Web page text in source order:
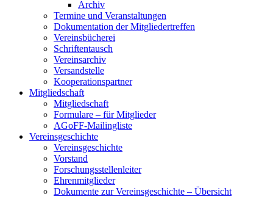
Archiv
Termine und Veranstaltungen
Dokumentation der Mitgliedertreffen
Vereinsbücherei
Schriftentausch
Vereinsarchiv
Versandstelle
Kooperationspartner
Mitgliedschaft
Mitgliedschaft
Formulare – für Mitglieder
AGoFF-Mailingliste
Vereinsgeschichte
Vereinsgeschichte
Vorstand
Forschungsstellenleiter
Ehrenmitglieder
Dokumente zur Vereinsgeschichte – Übersicht